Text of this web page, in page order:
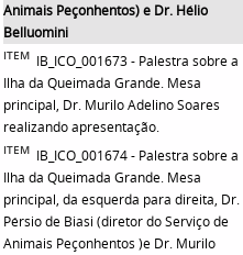
Animais Peçonhentos) e Dr. Hélio
Belluomini
ITEM IB_ICO_001673 - Palestra sobre a
Ilha da Queimada Grande. Mesa
principal, Dr. Murilo Adelino Soares
realizando apresentação.
ITEM IB_ICO_001674 - Palestra sobre a
Ilha da Queimada Grande. Mesa
principal, da esquerda para direita, Dr.
Pérsio de Biasi (diretor do Serviço de
Animais Peçonhentos )e Dr. Murilo